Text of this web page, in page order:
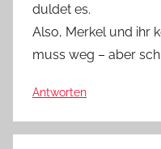
duldet es.
Also, Merkel und ihr
muss weg – aber
Antworten